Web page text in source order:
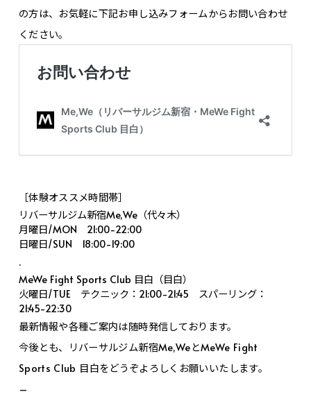
の方は、お気軽に下記お申し込みフォームからお問い合わせ
ください。
［体験オススメ時間帯］
リバーサルジム新宿Me,We（代々木）
月曜日/MON 21:00-22:00
日曜日/SUN 18:00-19:00
.
MeWe Fight Sports Club 目白（目白）
火曜日/TUE テクニック：21:00-21:45 スパーリング：
21:45-22:30
最新情報や各種ご案内は随時発信しております。
今後とも、リバーサルジム新宿Me,WeとMeWe Fight
Sports Club 目白をどうぞよろしくお願いいたします。
–